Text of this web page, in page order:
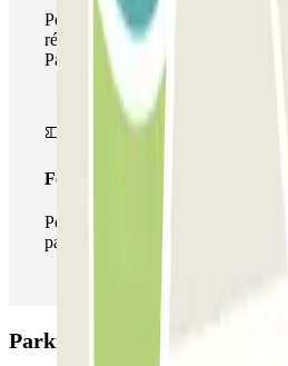
Pendant votre séjour, vous pouvez
réseau de parkings de cet
Parclick.
Forfait illimité
Pendant votre séjour, vous pouvez
parking aussi souvent que vous le
Parking NN Rocafort: Avis